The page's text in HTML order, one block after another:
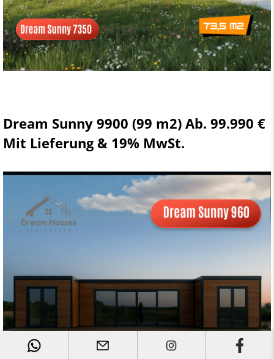
Dream Sunny 9900 (99 m2) Ab. 99.990 €
Mit Lieferung & 19% MwSt.